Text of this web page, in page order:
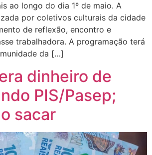
ao longo do dia 1º de maio. A
por coletivos culturais da cidade
de reflexão, encontro e
trabalhadora. A programação terá
da […]
dinheiro de
PIS/Pasep;
sacar